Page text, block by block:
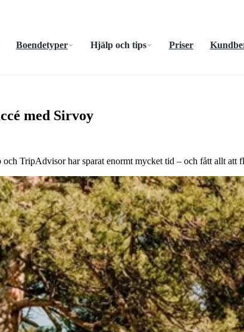
Boendetyper Hjälp och tips Priser
med Sirvoy
TripAdvisor har sparat enormt mycket tid – och fått allt att